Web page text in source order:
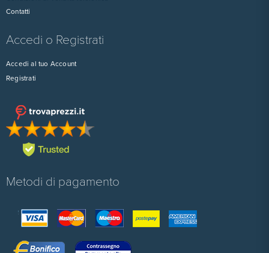
Contatti
Accedi o Registrati
Accedi al tuo Account
Registrati
Metodi di pagamento